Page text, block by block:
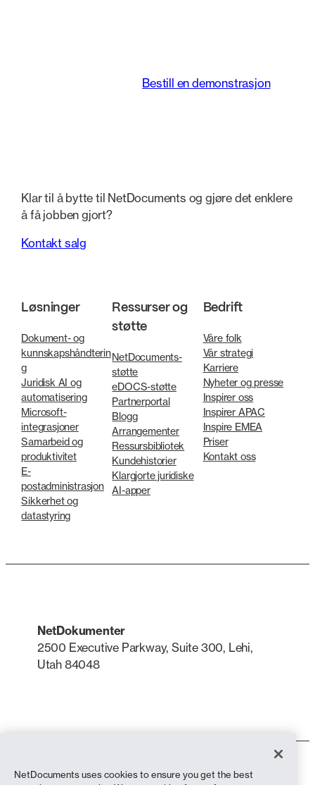
Bestill en demonstrasjon
Klar til å bytte til NetDocuments og gjøre det enklere
å få jobben gjort?
Kontakt salg
Løsninger
Dokument- og
kunnskapshåndterin
g
Juridisk AI og
automatisering
Microsoft-
integrasjoner
Samarbeid og
produktivitet
E-
postadministrasjon
Sikkerhet og
datastyring
Ressurser og
støtte
NetDocuments-
støtte
eDOCS-støtte
Partnerportal
Blogg
Arrangementer
Ressursbibliotek
Kundehistorier
Klargjorte juridiske
AI-apper
Bedrift
Våre folk
Vår strategi
Karriere
Nyheter og presse
Inspirer oss
Inspirer APAC
Inspire EMEA
Priser
Kontakt oss
NetDokumenter
2500 Executive Parkway, Suite 300, Lehi,
Utah 84048
Personvernerklæring
NetDocuments uses cookies to ensure you get the best